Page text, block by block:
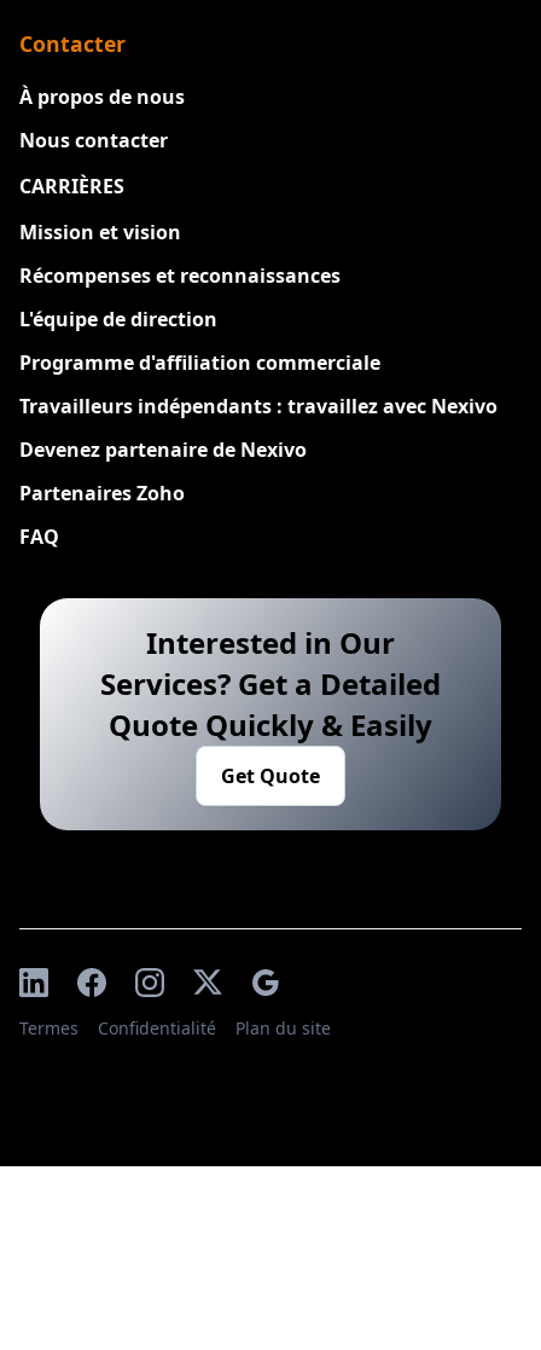
Contacter
À propos de nous
Nous contacter
CARRIÈRES
Mission et vision
Récompenses et reconnaissances
L'équipe de direction
Programme d'affiliation commerciale
Travailleurs indépendants : travaillez avec Nexivo
Devenez partenaire de Nexivo
Partenaires Zoho
FAQ
Interested in Our
Services? Get a Detailed
Quote Quickly & Easily
Get Quote
Termes Confidentialité Plan du site